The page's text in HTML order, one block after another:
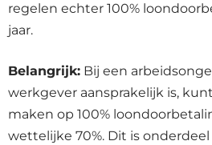
regelen echter 100%
jaar.
Belangrijk: Bij een
werkgever aansprakelijk is,
maken op 100%
wettelijke 70%. Dit is onderdeel